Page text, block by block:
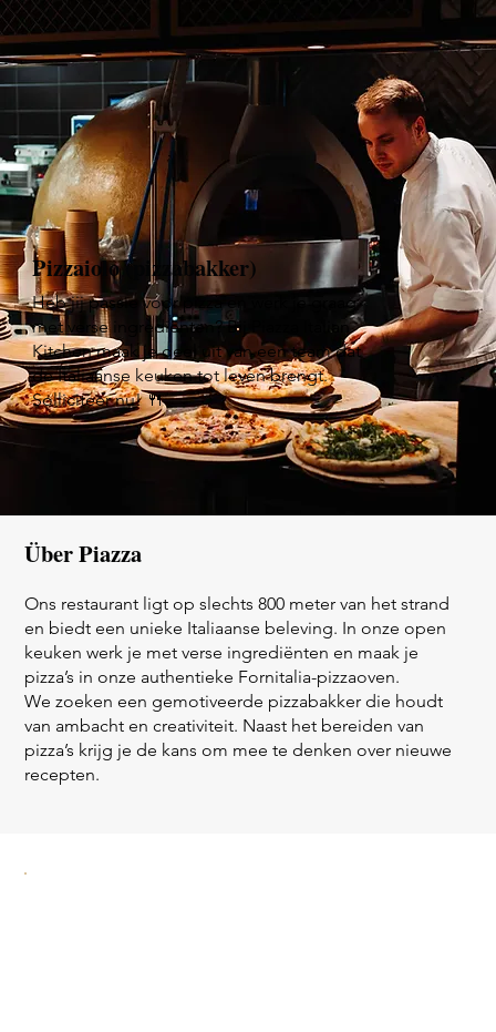
Pizzaiolo (pizzabakker)
Heb jij passie voor pizza en werk je graag
met verse ingrediënten? Bij Piazza Italian
Kitchen maak je deel uit van een team dat
de Italiaanse keuken tot leven brengt.
Solliciteer nu! 🍴
Über Piazza
Ons restaurant ligt op slechts 800 meter van het strand
en biedt een unieke Italiaanse beleving. In onze open
keuken werk je met verse ingrediënten en maak je
pizza’s in onze authentieke Fornitalia-pizzaoven.
We zoeken een gemotiveerde pizzabakker die houdt
van ambacht en creativiteit. Naast het bereiden van
pizza’s krijg je de kans om mee te denken over nieuwe
recepten.